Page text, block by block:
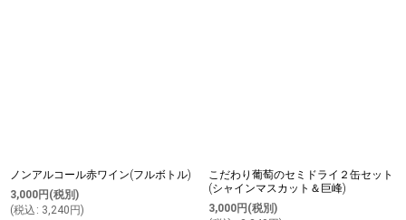
ノンアルコール赤ワイン(フルボトル)
3,000円 (税別)
(税込 : 3,240 円)
こだわり葡萄のセミドライ２缶セット
(シャインマスカット＆巨峰)
3,000円 (税別)